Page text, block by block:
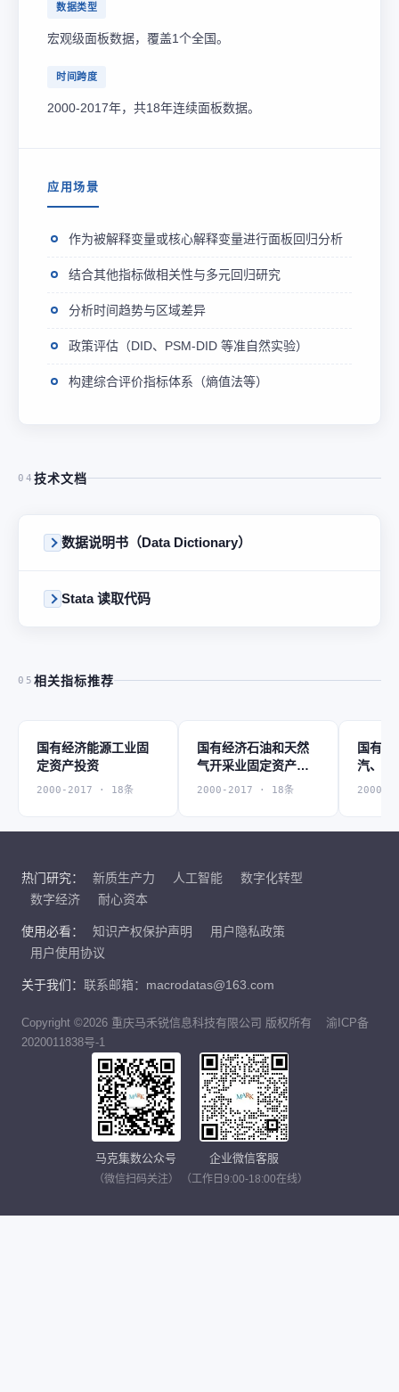
数据类型
宏观级面板数据，覆盖1个全国。
时间跨度
2000-2017年，共18年连续面板数据。
应用场景
作为被解释变量或核心解释变量进行面板回归分析
结合其他指标做相关性与多元回归研究
分析时间趋势与区域差异
政策评估（DID、PSM-DID 等准自然实验）
构建综合评价指标体系（熵值法等）
04 技术文档
数据说明书（Data Dictionary）
Stata 读取代码
05 相关指标推荐
国有经济能源工业固
定资产投资
2000-2017 · 18条
国有经济石油和天然
气开采业固定资产投
资
2000-2017 · 18条
国有经
汽、热
业固定
2000-
热门研究： 新质生产力 人工智能
数字化转型
数字经济
耐心资本
使用必看： 知识产权保护声明
用户隐私政策
用户使用协议
关于我们： 联系邮箱：macrodatas@163.com
Copyright ©2026 重庆马禾锐信息科技有限公司 版权所有
渝ICP备
2020011838号-1
马克集数公众号
（微信扫码关注）
企业微信客服
（工作日9:00-18:00在线）